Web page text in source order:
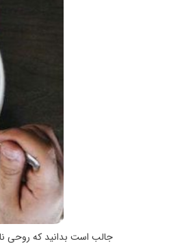
جالب است بدانید که روحی